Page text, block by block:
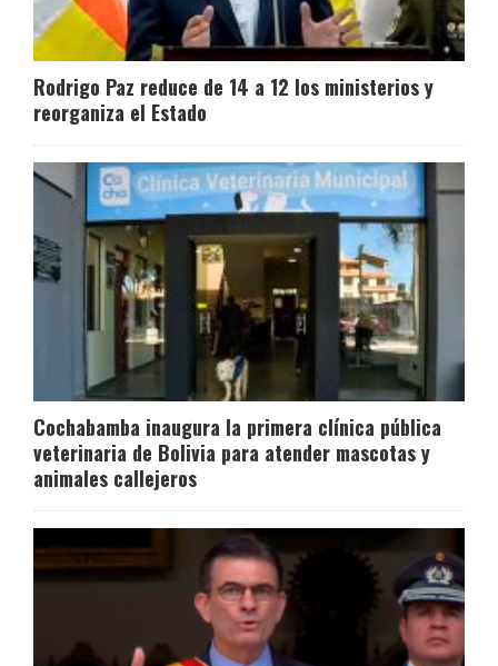
Rodrigo Paz reduce de 14 a 12 los ministerios y
reorganiza el Estado
Cochabamba inaugura la primera clínica pública
veterinaria de Bolivia para atender mascotas y
animales callejeros